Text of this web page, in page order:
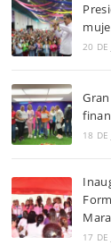
20 DE
18 DE
17 DE